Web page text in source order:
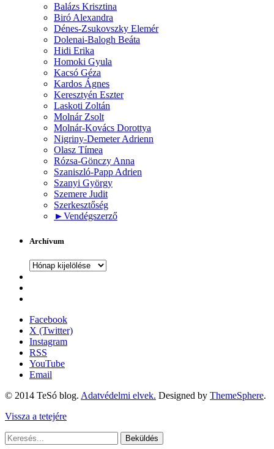
Balázs Krisztina
Biró Alexandra
Dénes-Zsukovszky Elemér
Dolenai-Balogh Beáta
Hidi Erika
Homoki Gyula
Kacsó Géza
Kardos Ágnes
Keresztyén Eszter
Laskoti Zoltán
Molnár Zsolt
Molnár-Kovács Dorottya
Nigriny-Demeter Adrienn
Olasz Tímea
Rózsa-Gönczy Anna
Szaniszló-Papp Adrien
Szanyi György
Szemere Judit
Szerkesztőség
►Vendégszerző
Archívum
Archívum
Facebook
X (Twitter)
Instagram
RSS
YouTube
Email
© 2014 TeSó blog. Adatvédelmi elvek. Designed by ThemeSphere.
Vissza a tetejére
Beküldés